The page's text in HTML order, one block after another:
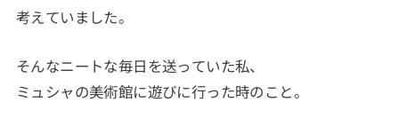
考えていました。
そんなニートな毎日を送っていた私、
ミュシャの美術館に遊びに行った時のこと。